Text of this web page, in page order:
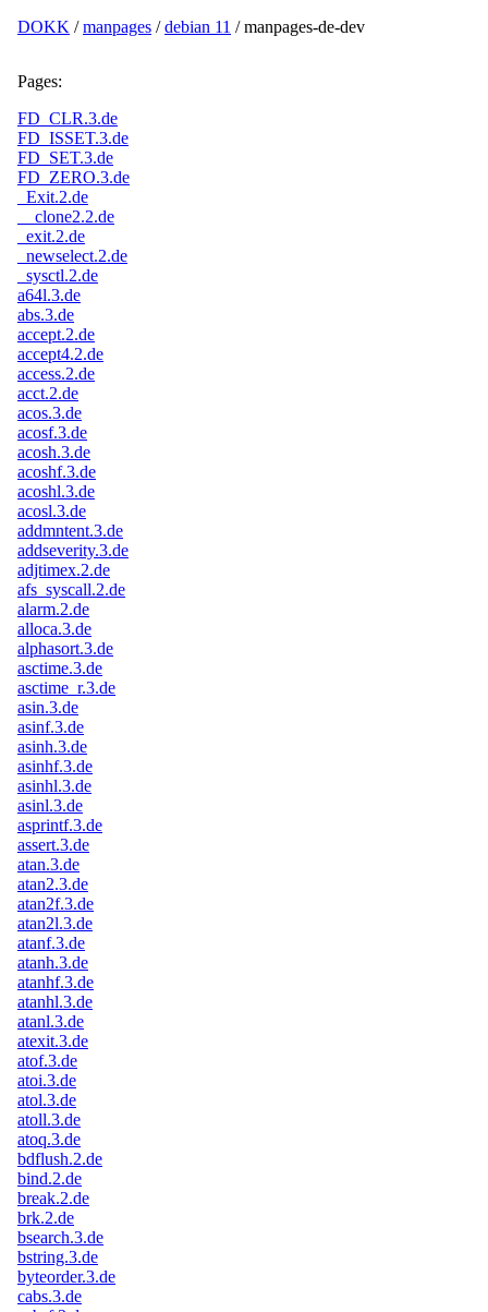
DOKK /manpages /debian 11 / manpages-de-dev
Pages:
FD_CLR.3.de
FD_ISSET.3.de
FD_SET.3.de
FD_ZERO.3.de
_Exit.2.de
__clone2.2.de
_exit.2.de
_newselect.2.de
_sysctl.2.de
a64l.3.de
abs.3.de
accept.2.de
accept4.2.de
access.2.de
acct.2.de
acos.3.de
acosf.3.de
acosh.3.de
acoshf.3.de
acoshl.3.de
acosl.3.de
addmntent.3.de
addseverity.3.de
adjtimex.2.de
afs_syscall.2.de
alarm.2.de
alloca.3.de
alphasort.3.de
asctime.3.de
asctime_r.3.de
asin.3.de
asinf.3.de
asinh.3.de
asinhf.3.de
asinhl.3.de
asinl.3.de
asprintf.3.de
assert.3.de
atan.3.de
atan2.3.de
atan2f.3.de
atan2l.3.de
atanf.3.de
atanh.3.de
atanhf.3.de
atanhl.3.de
atanl.3.de
atexit.3.de
atof.3.de
atoi.3.de
atol.3.de
atoll.3.de
atoq.3.de
bdflush.2.de
bind.2.de
break.2.de
brk.2.de
bsearch.3.de
bstring.3.de
byteorder.3.de
cabs.3.de